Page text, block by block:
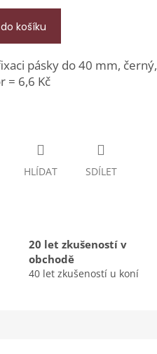
košíku
pásky do 40 mm, černý,
= 6,6 Kč
HLÍDAT SDÍLET
20 let zkušeností v
obchodě
40 let zkušeností u koní